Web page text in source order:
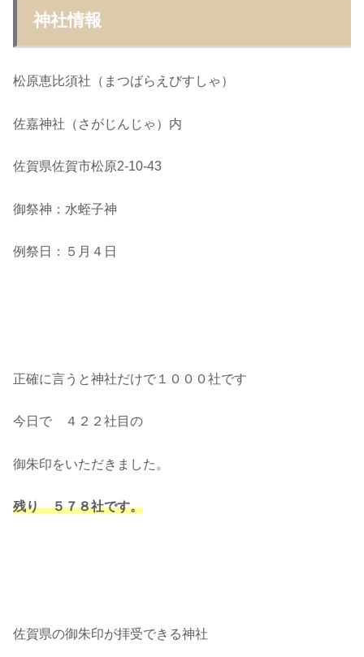
神社情報
松原恵比須社（まつばらえびすしゃ）
佐嘉神社（さがじんじゃ）内
佐賀県佐賀市松原2-10-43
御祭神：水蛭子神
例祭日：５月４日
正確に言うと神社だけで１０００社です
今日で ４２２社目の
御朱印をいただきました。
残り ５７８社です。
佐賀県の御朱印が拝受できる神社